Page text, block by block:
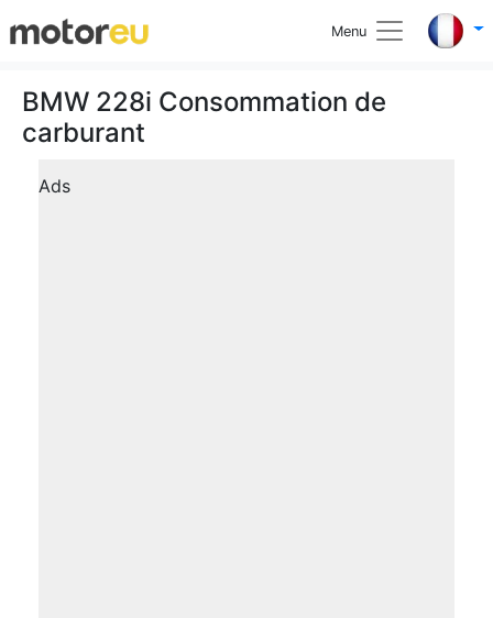
Menu
BMW 228i Consommation de
carburant
Ads